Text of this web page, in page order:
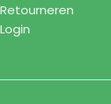
Retourneren
Login